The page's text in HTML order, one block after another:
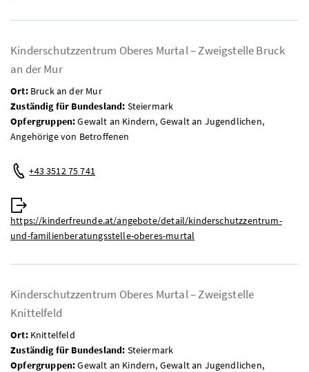
Kinderschutzzentrum Oberes Murtal – Zweigstelle Bruck
an der Mur
Ort:Bruck an der Mur
Zuständig für Bundesland: Steiermark
Opfergruppen:Gewalt an Kindern, Gewalt an Jugendlichen,
Angehörige von Betroffenen
Telefon:
+43 3512 75 741
https://kinderfreunde.at/angebote/detail/kinderschutzzentrum-
und-familienberatungsstelle-oberes-murtal
Kinderschutzzentrum Oberes Murtal – Zweigstelle
Knittelfeld
Ort:Knittelfeld
Zuständig für Bundesland: Steiermark
Opfergruppen:Gewalt an Kindern, Gewalt an Jugendlichen,